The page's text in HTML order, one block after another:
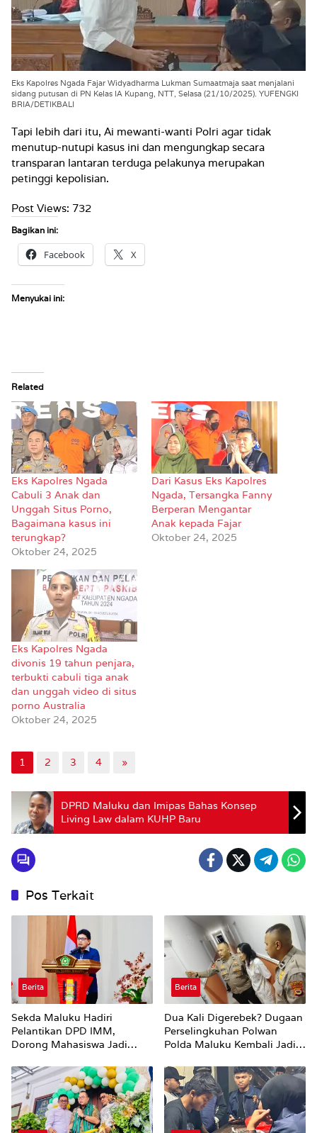
Eks Kapolres Ngada Fajar Widyadharma Lukman Sumaatmaja saat menjalani
sidang putusan di PN Kelas IA Kupang, NTT, Selasa (21/10/2025). YUFENGKI
BRIA/DETIKBALI
Tapi lebih dari itu, Ai mewanti-wanti Polri agar tidak
menutup-nutupi kasus ini dan mengungkap secara
transparan lantaran terduga pelakunya merupakan
petinggi kepolisian.
Post Views: 732
Bagikan ini:
Facebook X
Menyukai ini:
Related
Eks Kapolres Ngada
Cabuli 3 Anak dan
Unggah Situs Porno,
Bagaimana kasus ini
terungkap?
Oktober 24, 2025
Dari Kasus Eks Kapolres
Ngada, Tersangka Fanny
Berperan Mengantar
Anak kepada Fajar
Oktober 24, 2025
Eks Kapolres Ngada
divonis 19 tahun penjara,
terbukti cabuli tiga anak
dan unggah video di situs
porno Australia
Oktober 24, 2025
1 2 3 4 »
DPRD Maluku dan Imipas Bahas Konsep
Living Law dalam KUHP Baru
Pos Terkait
Berita
Sekda Maluku Hadiri
Pelantikan DPD IMM,
Dorong Mahasiswa Jadi
Strategis Pemerintah
Berita
Dua Kali Digerebek? Dugaan
Perselingkuhan Polwan
Polda Maluku Kembali Jadi